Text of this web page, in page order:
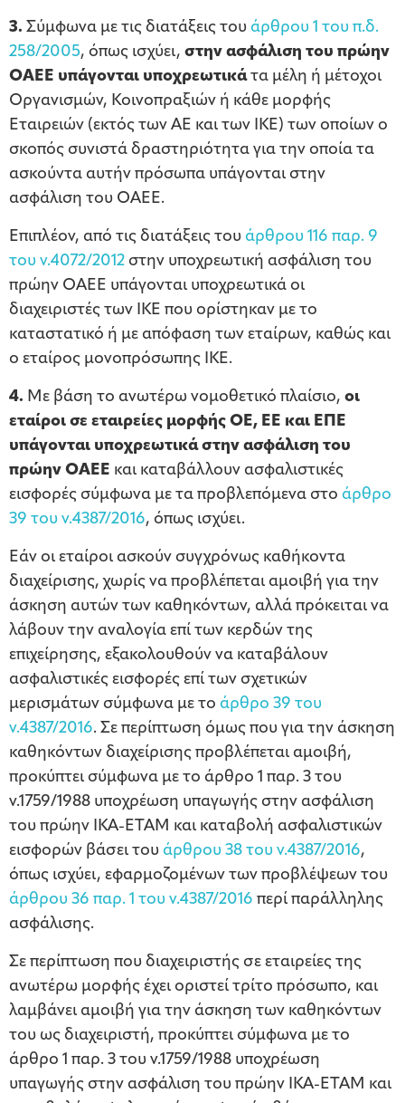
3. Σύμφωνα με τις διατάξεις του άρθρου 1 του π.δ.
258/2005, όπως ισχύει, στην ασφάλιση του πρώην
ΟΑΕΕ υπάγονται υποχρεωτικάτα μέλη ή μέτοχοι
Οργανισμών, Κοινοπραξιών ή κάθε μορφής
Εταιρειών (εκτός των ΑΕ και των ΙΚΕ) των οποίων ο
σκοπός συνιστά δραστηριότητα για την οποία τα
ασκούντα αυτήν πρόσωπα υπάγονται στην
ασφάλιση του ΟΑΕΕ.
Επιπλέον, από τις διατάξεις του άρθρου 116 παρ. 9
του ν.4072/2012 στην υποχρεωτική ασφάλιση του
πρώην ΟΑΕΕ υπάγονται υποχρεωτικά οι
διαχειριστές των ΙΚΕ που ορίστηκαν με το
καταστατικό ή με απόφαση των εταίρων, καθώς και
ο εταίρος μονοπρόσωπης ΙΚΕ.
4. Με βάση το ανωτέρω νομοθετικό πλαίσιο, οι
εταίροι σε εταιρείες μορφής ΟΕ, ΕΕ και ΕΠΕ
υπάγονται υποχρεωτικά στην ασφάλιση του
πρώην ΟΑΕΕ και καταβάλλουν ασφαλιστικές
εισφορές σύμφωνα με τα προβλεπόμενα στο άρθρο
39 του ν.4387/2016, όπως ισχύει.
Εάν οι εταίροι ασκούν συγχρόνως καθήκοντα
διαχείρισης, χωρίς να προβλέπεται αμοιβή για την
άσκηση αυτών των καθηκόντων, αλλά πρόκειται να
λάβουν την αναλογία επί των κερδών της
επιχείρησης, εξακολουθούν να καταβάλουν
ασφαλιστικές εισφορές επί των σχετικών
μερισμάτων σύμφωνα με το άρθρο 39 του
ν.4387/2016. Σε περίπτωση όμως που για την άσκηση
καθηκόντων διαχείρισης προβλέπεται αμοιβή,
προκύπτει σύμφωνα με το άρθρο 1 παρ. 3 του
ν.1759/1988 υποχρέωση υπαγωγής στην ασφάλιση
του πρώην ΙΚΑ-ΕΤΑΜ και καταβολή ασφαλιστικών
εισφορών βάσει του άρθρου 38 του ν.4387/2016,
όπως ισχύει, εφαρμοζομένων των προβλέψεων του
άρθρου 36 παρ. 1 του ν.4387/2016 περί παράλληλης
ασφάλισης.
Σε περίπτωση που διαχειριστής σε εταιρείες της
ανωτέρω μορφής έχει οριστεί τρίτο πρόσωπο, και
λαμβάνει αμοιβή για την άσκηση των καθηκόντων
του ως διαχειριστή, προκύπτει σύμφωνα με το
άρθρο 1 παρ. 3 του ν.1759/1988 υποχρέωση
υπαγωγής στην ασφάλιση του πρώην ΙΚΑ-ΕΤΑΜ και